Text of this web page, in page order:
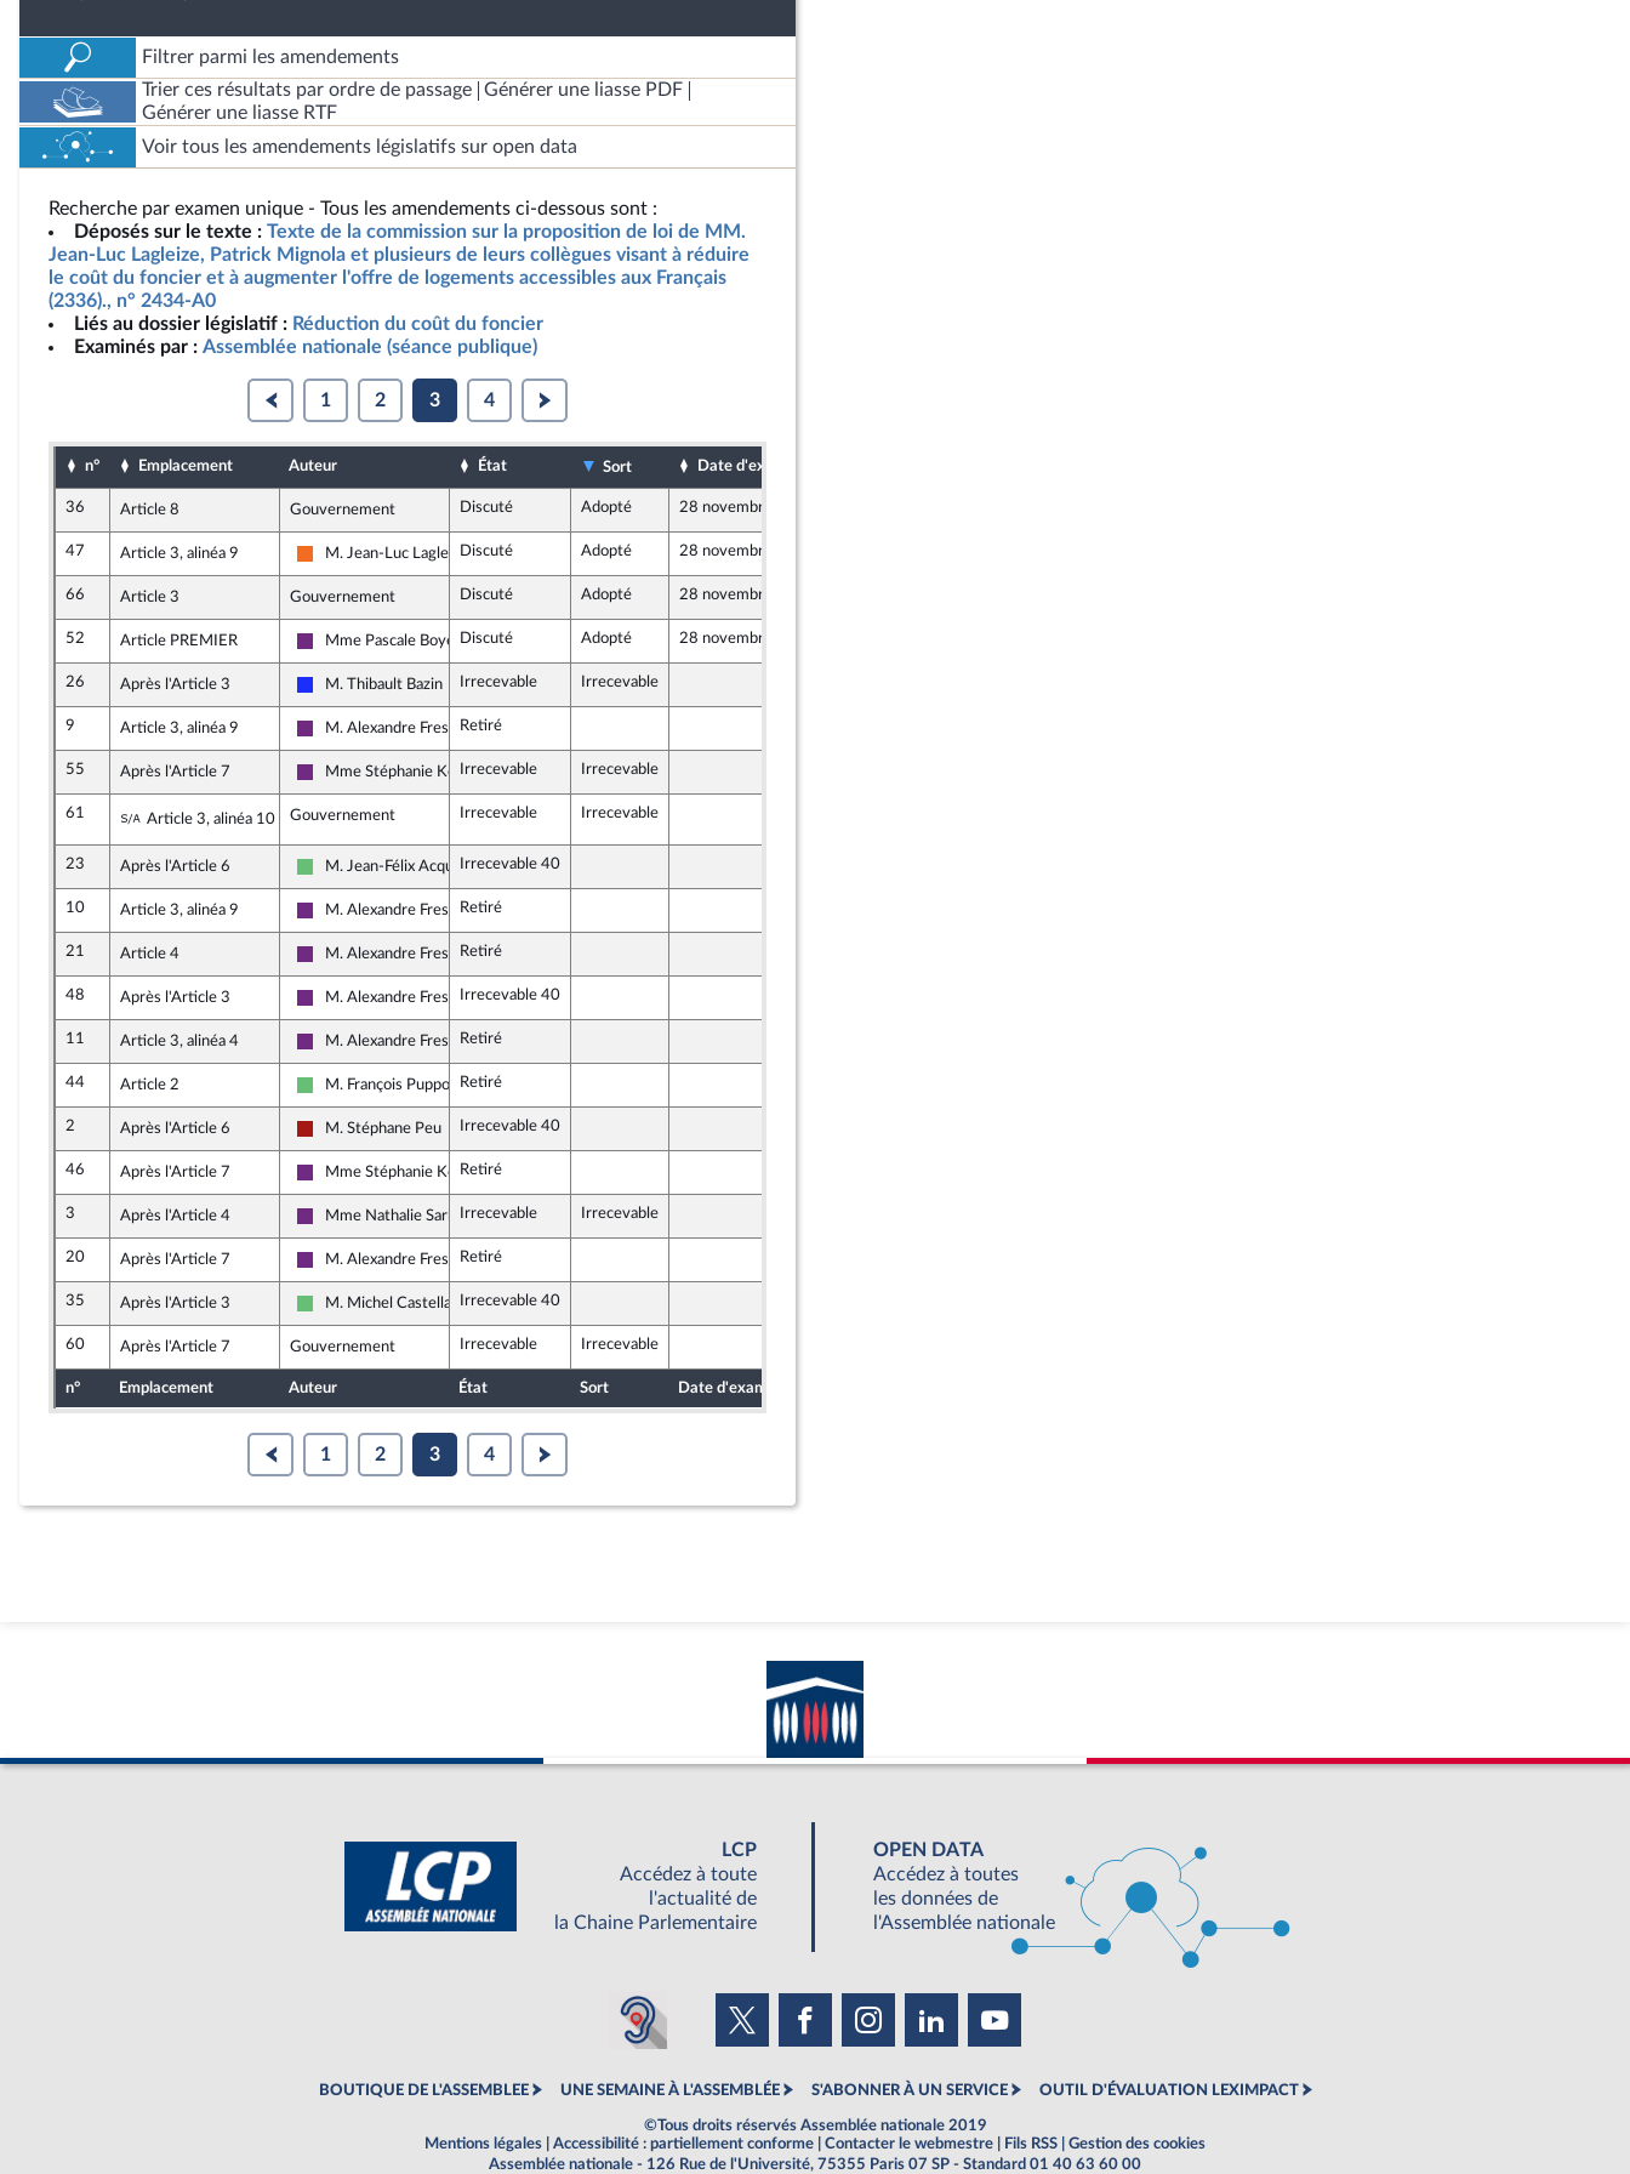
Filtrer parmi les amendements
Trier ces résultats par ordre de passage
Générer une liasse PDF
Générer une liasse RTF
Voir tous les amendements législatifs sur open data
Recherche par examen unique - Tous les amendements ci-dessous sont :
Déposés sur le texte : Texte de la commission sur la proposition de loi de MM.
Jean-Luc Lagleize, Patrick Mignola et plusieurs de leurs collègues visant à réduire
le coût du foncier et à augmenter l'offre de logements accessibles aux Français
(2336)., n° 2434-A0
Liés au dossier législatif : Réduction du coût du foncier
Examinés par : Assemblée nationale (séance publique)
1 2 3 4
n° Emplacement Auteur État Sort Date d'examen
36 Article 8 Gouvernement Discuté Adopté 28 novembre 2019
47 Article 3, alinéa 9
Mouvement Démocrate et apparentés
M. Jean-Luc LagleizeDiscuté Adopté 28 novembre 2019
66 Article 3 Gouvernement Discuté Adopté 28 novembre 2019
52 Article PREMIER
La République en Marche
Mme Pascale Boyer Discuté Adopté 28 novembre 2019
26 Après l'Article 3
Les Républicains
M. Thibault Bazin Irrecevable Irrecevable
9 Article 3, alinéa 9
La République en Marche
M. Alexandre FreschiRetiré
55 Après l'Article 7
La République en Marche
Mme Stéphanie KerbarhIrrecevable Irrecevable
61 Sous-amendement de l'amendement n°57
Article 3, alinéa 10 Gouvernement Irrecevable Irrecevable
23 Après l'Article 6
Libertés et Territoires
M. Jean-Félix AcquavivaIrrecevable 40
10 Article 3, alinéa 9
La République en Marche
M. Alexandre FreschiRetiré
21 Article 4
La République en Marche
M. Alexandre FreschiRetiré
48 Après l'Article 3
La République en Marche
M. Alexandre FreschiIrrecevable 40
11 Article 3, alinéa 4
La République en Marche
M. Alexandre FreschiRetiré
44 Article 2
Libertés et Territoires
M. François PupponiRetiré
2 Après l'Article 6
Gauche démocrate et républicaine
M. Stéphane Peu Irrecevable 40
46 Après l'Article 7
La République en Marche
Mme Stéphanie Kerbarh
Retiré
3 Après l'Article 4
La République en Marche
Mme Nathalie SarlesIrrecevable Irrecevable
20 Après l'Article 7
La République en Marche
M. Alexandre FreschiRetiré
35 Après l'Article 3
Libertés et Territoires
M. Michel CastellaniIrrecevable 40
60 Après l'Article 7 Gouvernement Irrecevable Irrecevable
n° Emplacement Auteur État Sort Date d'examen
1 2 3 4
LCP
Accédez à toute
l'actualité de
la Chaine Parlementaire
OPEN DATA
Accédez à toutes
les données de
l'Assemblée nationale
BOUTIQUE DE L'ASSEMBLEE UNE SEMAINE À L'ASSEMBLÉE S'ABONNER À UN SERVICE OUTIL D'ÉVALUATION LEXIMPACT
©Tous droits réservés Assemblée nationale 2019
Mentions légales
Accessibilité : partiellement conforme Contacter le webmestre Fils RSS
Gestion des cookies
Assemblée nationale - 126 Rue de l'Université, 75355 Paris 07 SP - Standard 01 40 63 60 00